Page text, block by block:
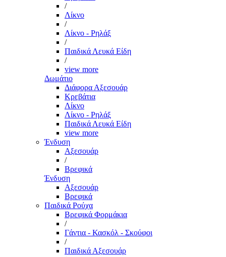
/
Λίκνο
/
Λίκνο - Ρηλάξ
/
Παιδικά Λευκά Είδη
/
view more
Δωμάτιο
Διάφορα Αξεσουάρ
Κρεβάτια
Λίκνο
Λίκνο - Ρηλάξ
Παιδικά Λευκά Είδη
view more
Ένδυση
Αξεσουάρ
/
Βρεφικά
Ένδυση
Αξεσουάρ
Βρεφικά
Παιδικά Ρούχα
Βρεφικά Φορμάκια
/
Γάντια - Κασκόλ - Σκούφοι
/
Παιδικά Αξεσουάρ